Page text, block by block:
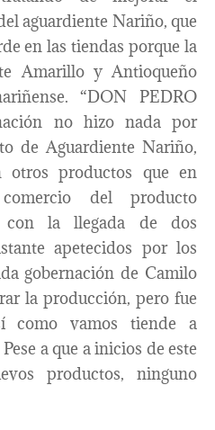
aguardiente Nariño, que
en las tiendas porque la
Amarillo y Antioqueño
“DON PEDRO
no hizo nada por
de Aguardiente Nariño,
otros productos que en
del producto
con la llegada de dos
apetecidos por los
gobernación de Camilo
la producción, pero fue
como vamos tiende a
a que a inicios de este
productos, ninguno